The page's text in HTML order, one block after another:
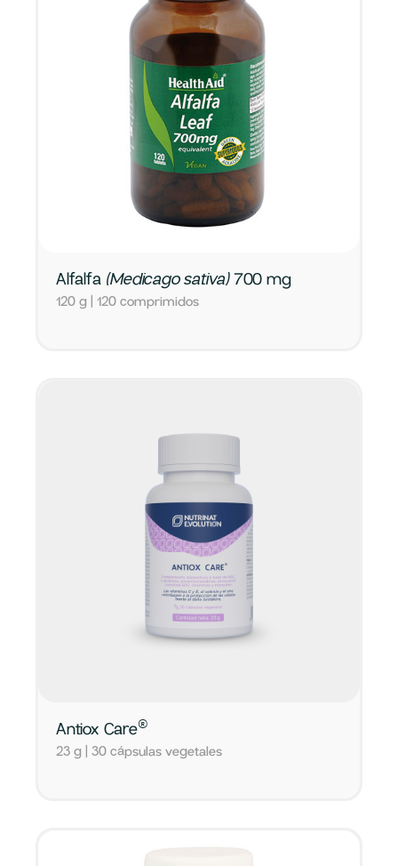
Alfalfa (Medicago sativa)700 mg
120 g | 120 comprimidos
Antiox Care®
23 g | 30 cápsulas vegetales